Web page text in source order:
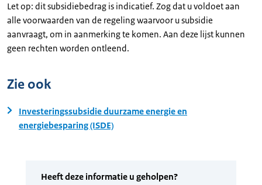
Let op: dit subsidiebedrag is indicatief. Zog dat u voldoet aan
alle voorwaarden van de regeling waarvoor u subsidie
aanvraagt, om in aanmerking te komen. Aan deze lijst kunnen
geen rechten worden ontleend.
Zie ook
Investeringssubsidie duurzame energie en
energiebesparing (ISDE)